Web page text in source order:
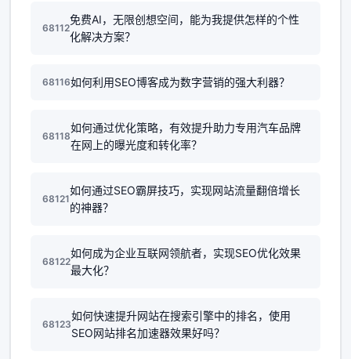
68112
免费AI，无限创想空间，能为我提供怎样的个性
化解决方案？
68116如何利用SEO博客成为数字营销的强大利器？
68118
如何通过优化策略，有效提升助力专用汽车品牌
在网上的曝光度和转化率？
68121
如何通过SEO霸屏技巧，实现网站流量翻倍增长
的神器？
68122
如何成为企业互联网领航者，实现SEO优化效果
最大化？
68123
如何快速提升网站在搜索引擎中的排名，使用
SEO网站排名加速器效果好吗？